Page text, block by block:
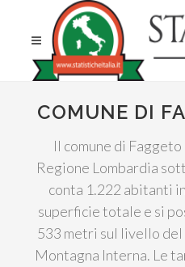
COMUNE DI
Il comune di
Regione Lombardia
conta 1.222 abitanti
superficie totale e si
533 metri sul livello del
Montagna Interna. Le